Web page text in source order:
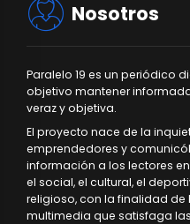
Nosotros
Paralelo 19 es un periódico
objetivo mantener
veraz y objetiva.
El proyecto nace de la
emprendedores y
información a los lectores
el social, el cultural, el
religioso, con la finalidad de
multimedia que satisfaga